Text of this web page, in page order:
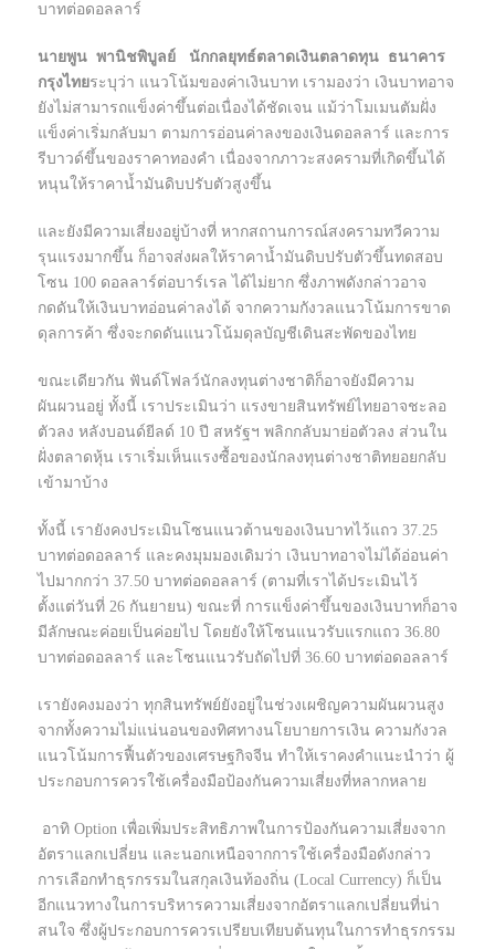
บาทต่อดอลลาร์
นายพูน พานิชพิบูลย์ นักกลยุทธ์ตลาดเงินตลาดทุน ธนาคาร
กรุงไทยระบุว่า แนวโน้มของค่าเงินบาท เรามองว่า เงินบาทอาจ
ยังไม่สามารถแข็งค่าขึ้นต่อเนื่องได้ชัดเจน แม้ว่าโมเมนตัมฝั่ง
แข็งค่าเริ่มกลับมา ตามการอ่อนค่าลงของเงินดอลลาร์ และการ
รีบาวด์ขึ้นของราคาทองคำ เนื่องจากภาวะสงครามที่เกิดขึ้นได้
หนุนให้ราคาน้ำมันดิบปรับตัวสูงขึ้น
และยังมีความเสี่ยงอยู่บ้างที่ หากสถานการณ์สงครามทวีความ
รุนแรงมากขึ้น ก็อาจส่งผลให้ราคาน้ำมันดิบปรับตัวขึ้นทดสอบ
โซน 100 ดอลลาร์ต่อบาร์เรล ได้ไม่ยาก ซึ่งภาพดังกล่าวอาจ
กดดันให้เงินบาทอ่อนค่าลงได้ จากความกังวลแนวโน้มการขาด
ดุลการค้า ซึ่งจะกดดันแนวโน้มดุลบัญชีเดินสะพัดของไทย
ขณะเดียวกัน ฟันด์โฟลว์นักลงทุนต่างชาติก็อาจยังมีความ
ผันผวนอยู่ ทั้งนี้ เราประเมินว่า แรงขายสินทรัพย์ไทยอาจชะลอ
ตัวลง หลังบอนด์ยีลด์ 10 ปี สหรัฐฯ พลิกกลับมาย่อตัวลง ส่วนใน
ฝั่งตลาดหุ้น เราเริ่มเห็นแรงซื้อของนักลงทุนต่างชาติทยอยกลับ
เข้ามาบ้าง
ทั้งนี้ เรายังคงประเมินโซนแนวต้านของเงินบาทไว้แถว 37.25
บาทต่อดอลลาร์ และคงมุมมองเดิมว่า เงินบาทอาจไม่ได้อ่อนค่า
ไปมากกว่า 37.50 บาทต่อดอลลาร์ (ตามที่เราได้ประเมินไว้
ตั้งแต่วันที่ 26 กันยายน) ขณะที่ การแข็งค่าขึ้นของเงินบาทก็อาจ
มีลักษณะค่อยเป็นค่อยไป โดยยังให้โซนแนวรับแรกแถว 36.80
บาทต่อดอลลาร์ และโซนแนวรับถัดไปที่ 36.60 บาทต่อดอลลาร์
เรายังคงมองว่า ทุกสินทรัพย์ยังอยู่ในช่วงเผชิญความผันผวนสูง
จากทั้งความไม่แน่นอนของทิศทางนโยบายการเงิน ความกังวล
แนวโน้มการฟื้นตัวของเศรษฐกิจจีน ทำให้เราคงคำแนะนำว่า ผู้
ประกอบการควรใช้เครื่องมือป้องกันความเสี่ยงที่หลากหลาย
อาทิ Option เพื่อเพิ่มประสิทธิภาพในการป้องกันความเสี่ยงจาก
อัตราแลกเปลี่ยน และนอกเหนือจากการใช้เครื่องมือดังกล่าว
การเลือกทำธุรกรรมในสกุลเงินท้องถิ่น (Local Currency) ก็เป็น
อีกแนวทางในการบริหารความเสี่ยงจากอัตราแลกเปลี่ยนที่น่า
สนใจ ซึ่งผู้ประกอบการควรเปรียบเทียบต้นทุนในการทำธุรกรรม